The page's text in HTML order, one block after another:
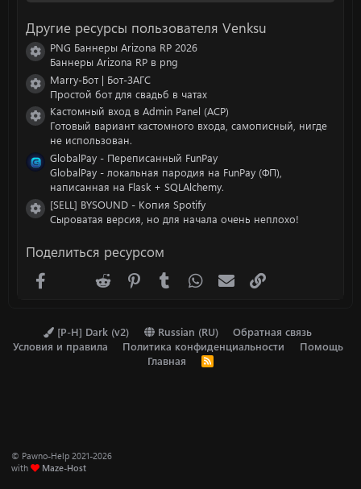
Другие ресурсы пользователя Venksu
Иконка ресурса
PNG Баннеры Arizona RP 2026
Баннеры Arizona RP в png
Иконка ресурса
Marry-Бот | Бот-ЗАГС
Простой бот для свадьб в чатах
Иконка ресурса
Кастомный вход в Admin Panel (ACP)
Готовый вариант кастомного входа, самописный, нигде
не использован.
GlobalPay - Переписанный FunPay
GlobalPay - локальная пародия на FunPay (ФП),
написанная на Flask + SQLAlchemy.
Иконка ресурса
[SELL] BYSOUND - Копия Spotify
Сыроватая версия, но для начала очень неплохо!
Поделиться ресурсом
FacebookX (Twitter)
Reddit PinterestTumblr WhatsAppЭлектронная почта
[P-H] Dark (v2) Russian (RU)
Обратная связь
Условия и правила
Политика конфиденциальности
Помощь
Главная
R
© Pawno-Help 2021-2026
with
Maze-Host